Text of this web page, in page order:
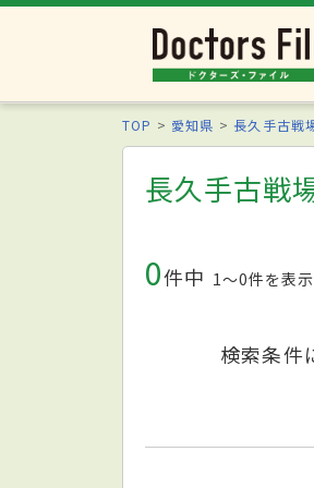
TOP 愛知県 長久手古戦
長久手古戦
0件中 1〜0件を表示
検索条件